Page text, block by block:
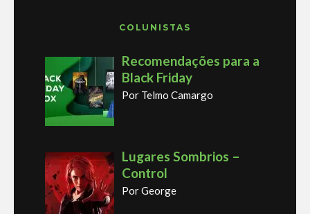
COLUNISTAS
Recomendações para a
Black Friday
Por Telmo Camargo
Lugares Sombrios –
Control
Por George